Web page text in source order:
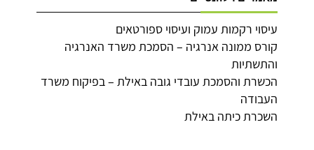
עיסוי רקמות עמוק ועיסוי ספורטאים
קורס ממונה אנרגיה – הסמכת משרד האנרגיה
והתשתיות
הכשרת והסמכת עובדי גובה באילת – בפיקוח משרד
העבודה
השכרת כיתה באילת